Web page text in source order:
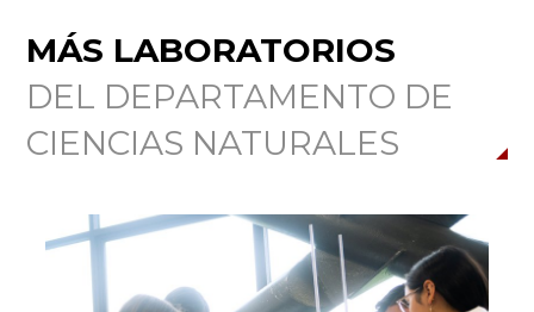
MÁS LABORATORIOS
DEL DEPARTAMENTO DE
CIENCIAS NATURALES